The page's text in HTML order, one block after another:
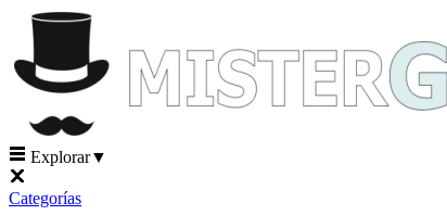
Explorar▼
Categorías